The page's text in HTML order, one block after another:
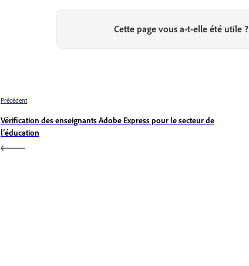
Cette page vous a-t-elle été utile ?
Précédent
Vérification des enseignants Adobe Express pour le secteur de
l’éducation